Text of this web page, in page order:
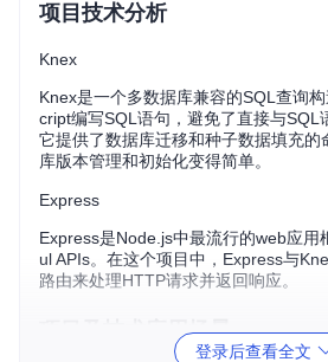
项目技术分析
Knex
Knex是一个多数据库兼容的SQL查询
cript编写SQL语句，避免了直接与SQL
它提供了数据库迁移和种子数据填充的
库版本管理和初始化变得简单。
Express
Express是Node.js中最流行的web应用
ul APIs。在这个项目中，Express与
路由来处理HTTP请求并返回响应。
项目及技术应用场景
登录后查看全文